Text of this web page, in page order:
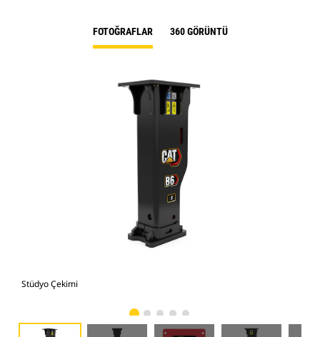
FOTOĞRAFLAR 360 GÖRÜNTÜ
Stüdyo Çekimi